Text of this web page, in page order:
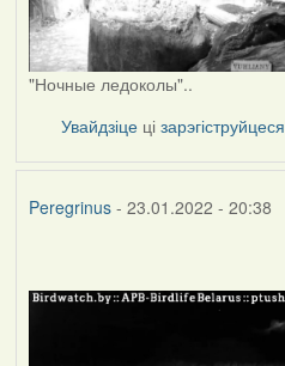
"Ночные ледоколы"..
Увайдзіце цізарэгіструйцеся
Peregrinus- 23.01.2022 - 20:38